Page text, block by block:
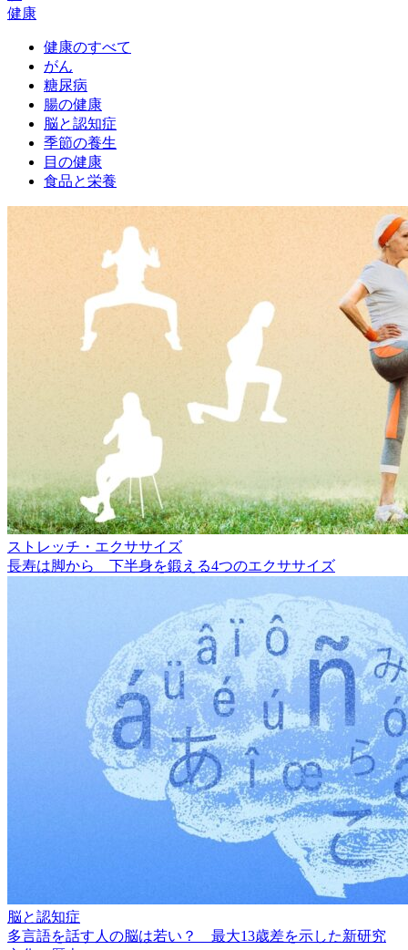
健康
健康のすべて
がん
糖尿病
腸の健康
脳と認知症
季節の養生
目の健康
食品と栄養
ストレッチ・エクササイズ
長寿は脚から 下半身を鍛える4つのエクササイズ
脳と認知症
多言語を話す人の脳は若い？ 最大13歳差を示した新研究